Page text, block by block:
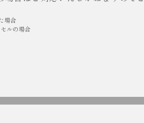
場合
ルの場合